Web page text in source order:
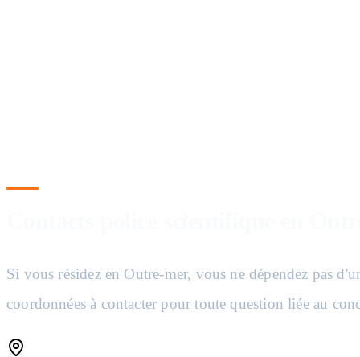
Si vous résidez en Outre-mer, vous ne dépendez pas
coordonnées à contacter pour toute question liée au